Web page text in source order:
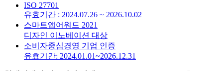
ISO 27701
유효기간 : 2024.07.26 ~ 2026.10.02
스마트앱어워드 2021
디자인 이노베이션 대상
소비자중심경영 기업 인증
유효기간: 2024.01.01~2026.12.31